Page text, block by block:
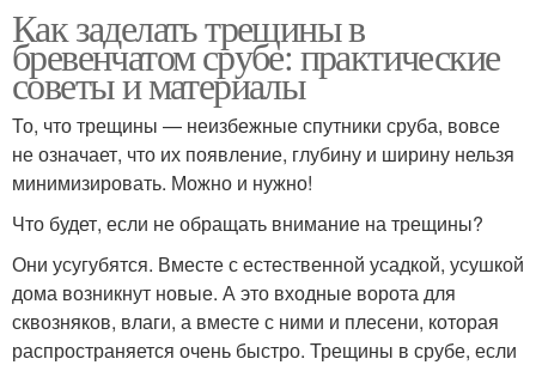
Как заделать трещины в
бревенчатом срубе: практические
советы и материалы
То, что трещины — неизбежные спутники сруба, вовсе
не означает, что их появление, глубину и ширину нельзя
минимизировать. Можно и нужно!
Что будет, если не обращать внимание на трещины?
Они усугубятся. Вместе с естественной усадкой, усушкой
дома возникнут новые. А это входные ворота для
сквозняков, влаги, а вместе с ними и плесени, которая
распространяется очень быстро. Трещины в срубе, если